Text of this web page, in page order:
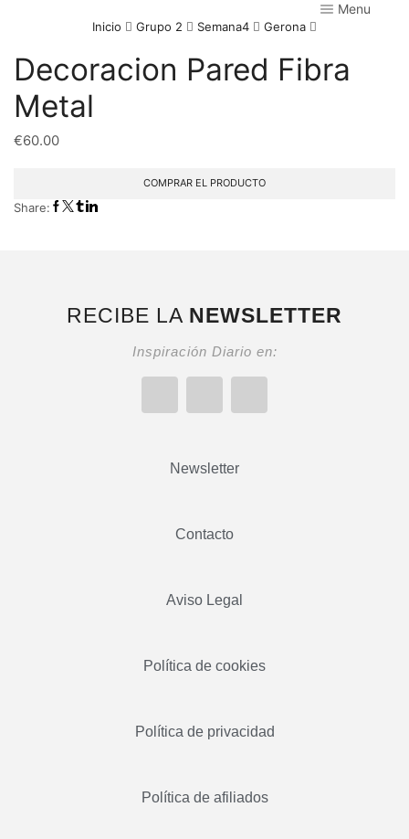
Menu
Inicio Grupo 2 Semana4 Gerona
Decoracion Pared Fibra
Metal
€60.00
COMPRAR EL PRODUCTO
Share:
RECIBE LA NEWSLETTER
Inspiración Diario en:
Newsletter
Contacto
Aviso Legal
Política de cookies
Política de privacidad
Política de afiliados